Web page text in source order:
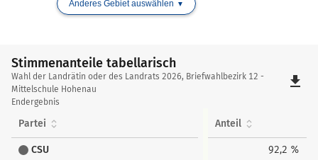
Anderes Gebiet auswählen
Stimmenanteile tabellarisch
Stimmenanteile
tabellarisch
Wahl der Landrätin oder des Landrats 2026, Briefwahlbezirk 12 -
Mittelschule Hohenau
Endergebnis
file_download
Partei Anteil
CSU 92,2 %